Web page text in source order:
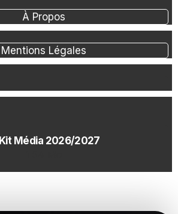
À Propos
Mentions Légales
Kit Média 2026/2027